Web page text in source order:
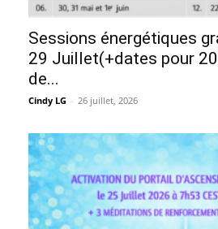
Sessions énergétiques
29 Juillet(+dates pour
de...
Cindy LG - 26 juillet, 2026